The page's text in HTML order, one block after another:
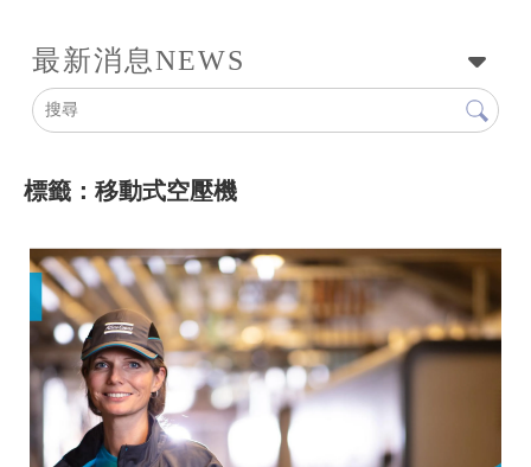
最新消息NEWS
標籤：移動式空壓機